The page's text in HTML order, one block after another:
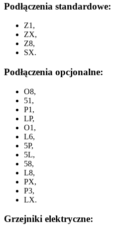
Podłączenia standardowe:
Z1,
ZX,
Z8,
SX.
Podłączenia opcjonalne:
O8,
51,
P1,
LP,
O1,
L6,
5P,
5L,
58,
L8,
PX,
P3,
LX.
Grzejniki elektryczne: